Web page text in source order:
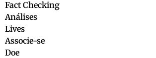
Fact Checking
Análises
Lives
Associe-se
Doe